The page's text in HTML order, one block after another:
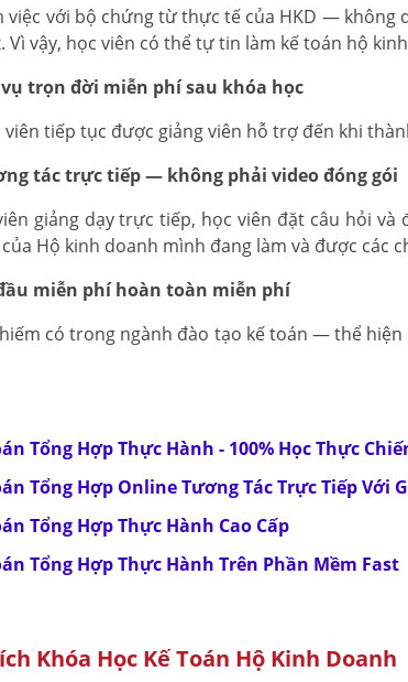
việc với bộ chứng từ thực tế của HKD —
Vì vậy, học viên có thể tự tin làm kế toán hộ
trọn đời miễn phí sau khóa học
viên tiếp tục được giảng viên hỗ trợ đến khi
tác trực tiếp — không phải video đóng gói
giảng dạy trực tiếp, học viên đặt câu hỏi
Hộ kinh doanh mình đang làm và được các
miễn phí hoàn toàn miễn phí
có trong ngành đào tạo kế toán — thể
Tổng Hợp Thực Hành - 100% Học Thực
Tổng Hợp Online Tương Tác Trực Tiếp Với
Tổng Hợp Thực Hành Cao Cấp
Tổng Hợp Thực Hành Trên Phần Mềm Fast
Khóa Học Kế Toán Hộ Kinh Doanh